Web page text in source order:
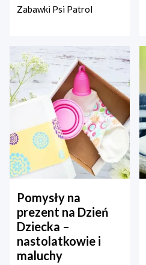
Zabawki Psi Patrol
Pomysły na
prezent na Dzień
Dziecka –
nastolatkowie i
maluchy